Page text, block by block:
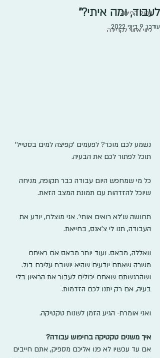
ניהול קריירה
ליווי אישי לקריירה
לעבוד, ומה איתי?"
עודכן: 9 ביוני 2022
נשמע לכם מוכר? לפעמים 'קפיצה למים בסטייל'
תוכל לפתור לכם את הבעיה.
כל מי שמחפש היום עבודה כבר תקופה, מניחה
שיוכל להזדהות עם תמונת המצב הזאת.
תחושה ש'לא רואים אותי'. אני מוצלח, יודע את
העבודה, תנו לי צ'אנס, בחייאת.
וואללה, מבאס. ועוד יותר מבאס אם ראיתם
משרה שאתם יודעים שהיא יושבת עליכם בול.
ושהרגשתם שאתם יכולים לעבור את הראיון בלי
בעיה, אם רק יתנו לכם הזדמות.
ואני אומרת- הגיע הזמן לשנות טקטיקה.
איך משנים טקטיקה בחיפוש עבודה?
אם עד עכשיו לא פנו אליכם מספיק, אתם חייבים